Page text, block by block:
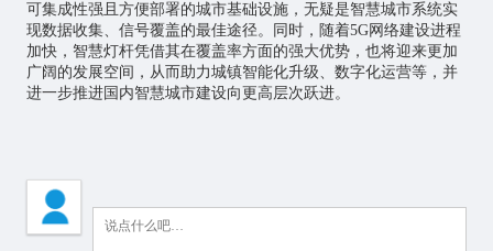
可集成性强且方便部署的城市基础设施，无疑是智慧城市系统实
现数据收集、信号覆盖的最佳途径。同时，随着5G网络建设进程
加快，智慧灯杆凭借其在覆盖率方面的强大优势，也将迎来更加
广阔的发展空间，从而助力城镇智能化升级、数字化运营等，并
进一步推进国内智慧城市建设向更高层次跃进。